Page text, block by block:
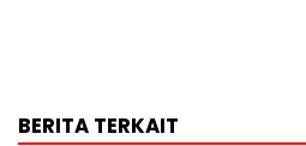
BERITA TERKAIT